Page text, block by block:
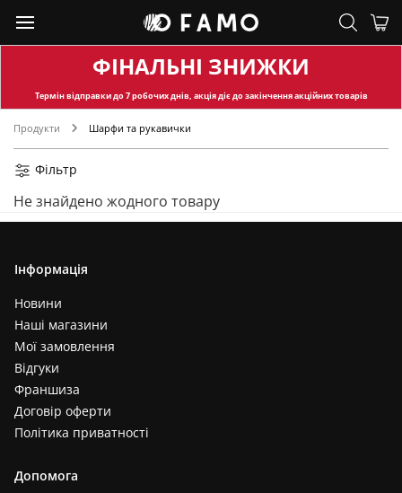
ФІНАЛЬНІ ЗНИЖКИ
Термін відправкидо 7 робочих днів, акція діє до закінчення акційних товарів
Продукти Шарфи та рукавички
Фільтр
Не знайдено жодного товару
Інформація
Новини
Наші магазини
Мої замовлення
Відгуки
Франшиза
Договір оферти
Політика приватності
Допомога